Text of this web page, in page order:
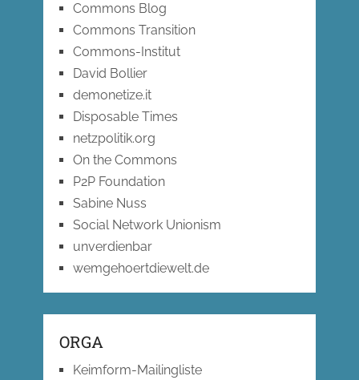
Commons Blog
Commons Transition
Commons-Institut
David Bollier
demonetize.it
Disposable Times
netzpolitik.org
On the Commons
P2P Foundation
Sabine Nuss
Social Network Unionism
unverdienbar
wemgehoertdiewelt.de
ORGA
Keimform-Mailingliste